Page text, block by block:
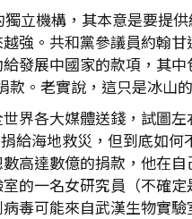
立機構，其本意是要提
強。共和黨參議員約翰
發展中國家的款項，其
。老實說，這只是冰山
界各大媒體送錢，試圖
給海地救災，但到底如
高達數億的捐款，他在
的一名女研究員（不確
毒可能來自武漢生物實